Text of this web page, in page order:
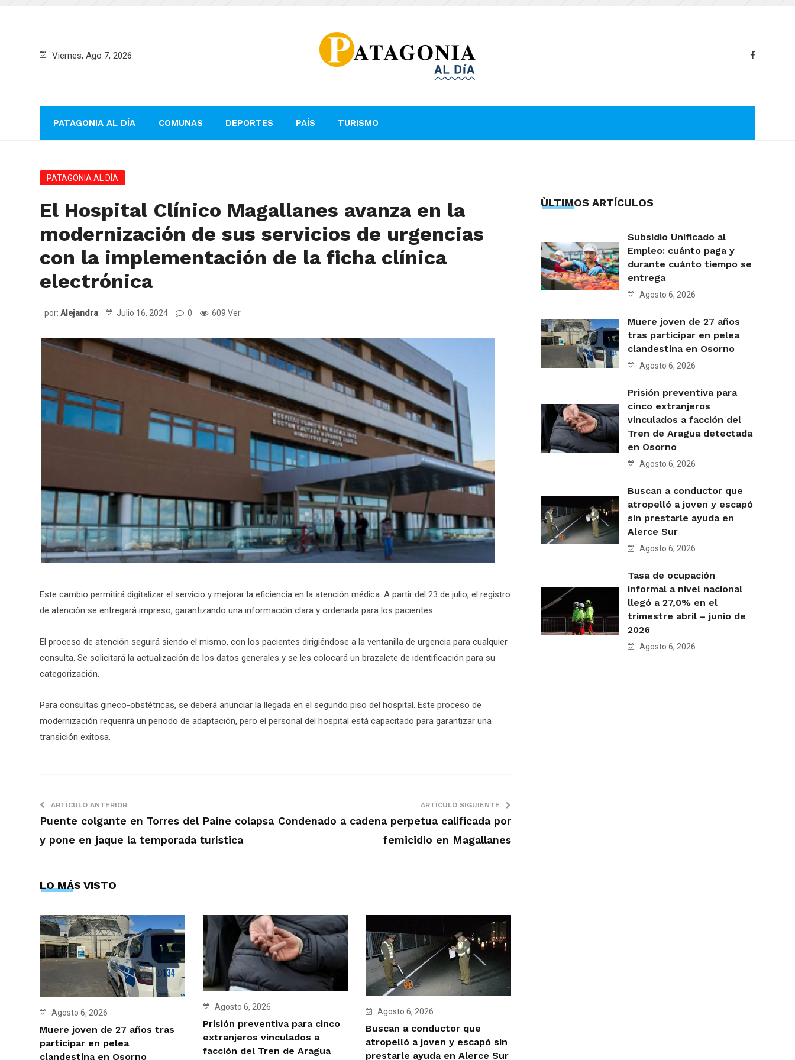
Viernes, Ago 7, 2026
PATAGONIA AL DÍA COMUNAS DEPORTES PAÍS TURISMO
PATAGONIA AL DÍA
El Hospital Clínico Magallanes avanza en la
modernización de sus servicios de urgencias
con la implementación de la ficha clínica
electrónica
por: Alejandra Julio 16, 2024 0 609 Ver
Este cambio permitirá digitalizar el servicio y mejorar la eficiencia en la atención médica. A partir del 23 de julio, el registro
de atención se entregará impreso, garantizando una información clara y ordenada para los pacientes.
El proceso de atención seguirá siendo el mismo, con los pacientes dirigiéndose a la ventanilla de urgencia para cualquier
consulta. Se solicitará la actualización de los datos generales y se les colocará un brazalete de identificación para su
categorización.
Para consultas gineco-obstétricas, se deberá anunciar la llegada en el segundo piso del hospital. Este proceso de
modernización requerirá un periodo de adaptación, pero el personal del hospital está capacitado para garantizar una
transición exitosa.
ARTÍCULO ANTERIOR
Puente colgante en Torres del Paine colapsa
y pone en jaque la temporada turística
ARTÍCULO SIGUIENTE
Condenado a cadena perpetua calificada por
femicidio en Magallanes
LO MÁS VISTO
Agosto 6, 2026
Muere joven de 27 años tras
participar en pelea
clandestina en Osorno
Agosto 6, 2026
Prisión preventiva para cinco
extranjeros vinculados a
facción del Tren de Aragua
Agosto 6, 2026
Buscan a conductor que
atropelló a joven y escapó sin
prestarle ayuda en Alerce Sur
ÙLTIMOS ARTÍCULOS
Subsidio Unificado al
Empleo: cuánto paga y
durante cuánto tiempo se
entrega
Agosto 6, 2026
Muere joven de 27 años
tras participar en pelea
clandestina en Osorno
Agosto 6, 2026
Prisión preventiva para
cinco extranjeros
vinculados a facción del
Tren de Aragua detectada
en Osorno
Agosto 6, 2026
Buscan a conductor que
atropelló a joven y escapó
sin prestarle ayuda en
Alerce Sur
Agosto 6, 2026
Tasa de ocupación
informal a nivel nacional
llegó a 27,0% en el
trimestre abril – junio de
2026
Agosto 6, 2026